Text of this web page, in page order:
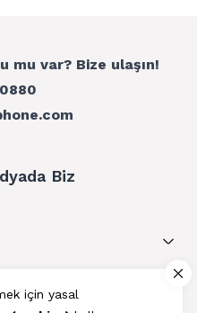
için yasal
mu var? Bize ulaşın!
Biz